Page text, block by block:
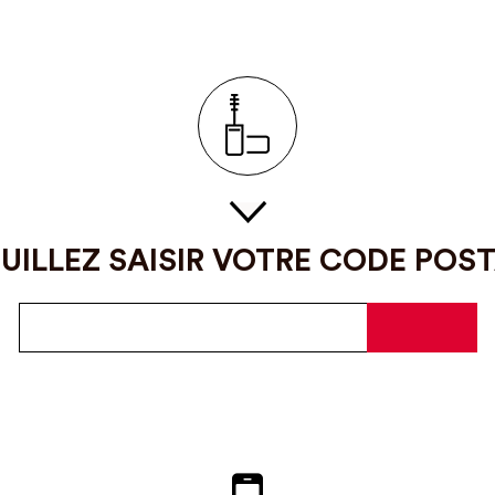
SAISIR VOTRE CODE